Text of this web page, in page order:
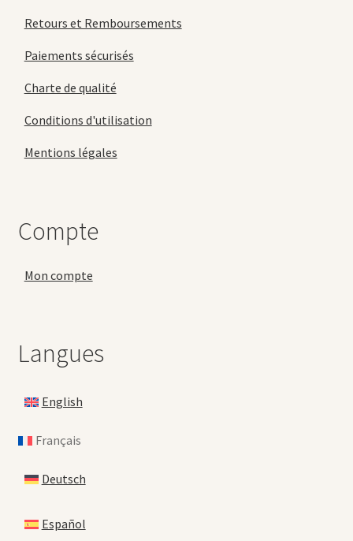
Retours et Remboursements
Paiements sécurisés
Charte de qualité
Conditions d'utilisation
Mentions légales
Compte
Mon compte
Langues
English
Français
Deutsch
Español